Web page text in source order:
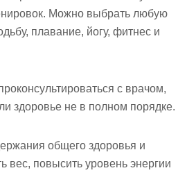
Можно выбрать любую
плавание, йогу, фитнес и
с врачом,
здоровье не в полном порядке.
общего здоровья и
вес, повысить уровень энергии